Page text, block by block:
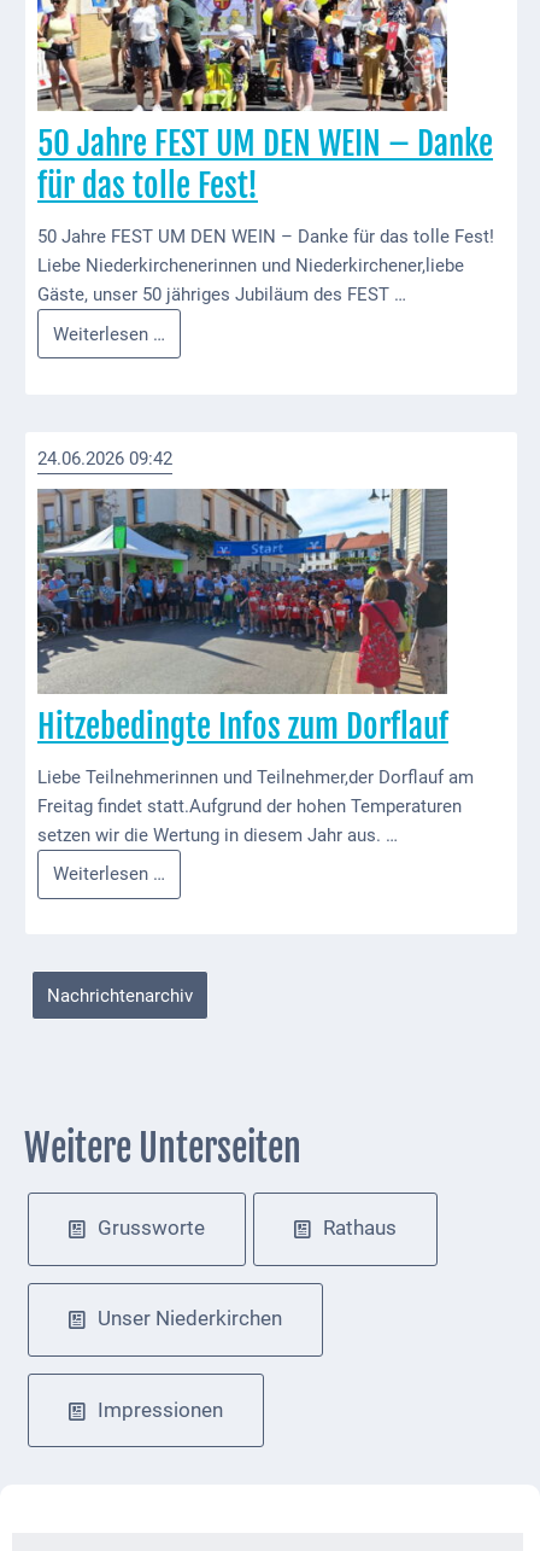
und
Caterer
Unterkünfte
Ferienwohnungen
Wohnmobilstellplatz
Betriebe &
Dienstleister
Handel &
Vereine &
Institutionen
Kindergarten
Allgemeine
Infos
50 Jahre FEST UM DEN WEIN – Danke
für das tolle Fest!
50 Jahre FEST UM DEN WEIN – Danke für das tolle Fest!
Liebe Niederkirchenerinnen und Niederkirchener,liebe
Gäste, unser 50 jähriges Jubiläum des FEST …
Weiterlesen …
Jahre
DEN
WEIN
Danke
für
das
tolle
Fest!
24.06.2026 09:42
Hitzebedingte Infos zum Dorflauf
Liebe Teilnehmerinnen und Teilnehmer,der Dorflauf am
Freitag findet statt.Aufgrund der hohen Temperaturen
setzen wir die Wertung in diesem Jahr aus. …
Weiterlesen …
Infos
Nachrichtenarchiv
Weitere Unterseiten
Navigation
Grussworte Rathaus
Unser Niederkirchen
Impressionen